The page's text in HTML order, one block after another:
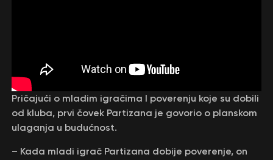
Pričajući o mladim igračima I poverenju koje su dobili
od kluba, prvi čovek Partizana je govorio o planskom
ulaganja u budućnost.
– Kada mladi igrač Partizana dobije poverenje, on